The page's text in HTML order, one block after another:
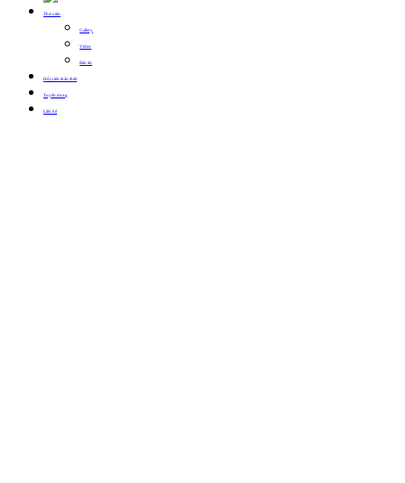
Thư viện
Gallery
Video
Bản tin
Hội viên thân thiết
Tuyển dụng
Liên hệ